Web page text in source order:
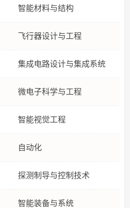
智能材料与结构
飞行器设计与工程
集成电路设计与集成系统
微电子科学与工程
智能视觉工程
自动化
探测制导与控制技术
智能装备与系统